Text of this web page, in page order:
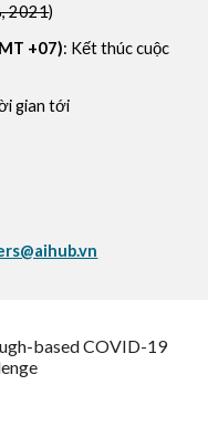
2021)
+07): Kết thúc cuộc
gian tới
based COVID-19